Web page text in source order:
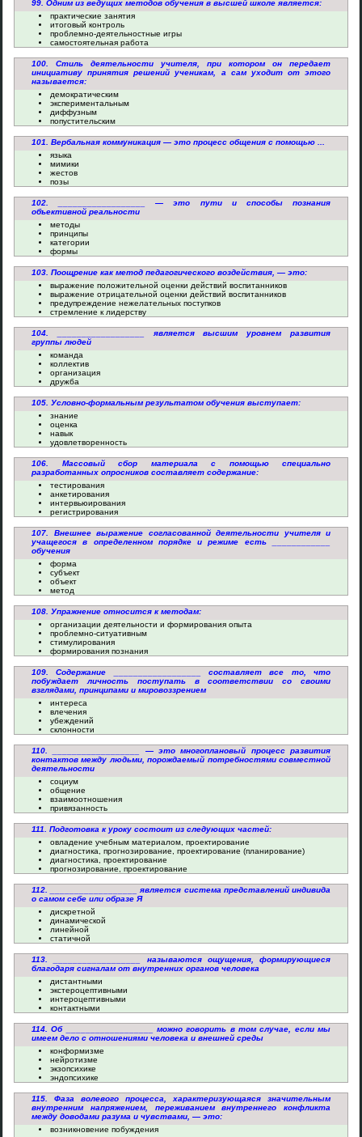
99. Одним из ведущих методов обучения в высшей школе является:
практические занятия
итоговый контроль
проблемно-деятельностные игры
самостоятельная работа
100. Стиль деятельности учителя, при котором он передает
инициативу принятия решений ученикам, а сам уходит от этого
называется:
демократическим
экспериментальным
диффузным
попустительским
101. Вербальная коммуникация — это процесс общения с помощью ...
языка
мимики
жестов
позы
102. __________________ — это пути и способы познания
объективной реальности
методы
принципы
категории
формы
103. Поощрение как метод педагогического воздействия, — это:
выражение положительной оценки действий воспитанников
выражение отрицательной оценки действий воспитанников
предупреждение нежелательных поступков
стремление к лидерству
104. __________________ является высшим уровнем развития
группы людей
команда
коллектив
организация
дружба
105. Условно-формальным результатом обучения выступает:
знание
оценка
навык
удовлетворенность
106. Массовый сбор материала с помощью специально
разработанных опросников составляет содержание:
тестирования
анкетирования
интервьюирования
регистрирования
107. Внешнее выражение согласованной деятельности учителя и
учащегося в определенном порядке и режиме есть ____________
обучения
форма
субъект
объект
метод
108. Упражнение относится к методам:
организации деятельности и формирования опыта
проблемно-ситуативным
стимулирования
формирования познания
109. Содержание __________________ составляет все то, что
побуждает личность поступать в соответствии со своими
взглядами, принципами и мировоззрением
интереса
влечения
убеждений
склонности
110. __________________ — это многоплановый процесс развития
контактов между людьми, порождаемый потребностями совместной
деятельности
социум
общение
взаимоотношения
привязанность
111. Подготовка к уроку состоит из следующих частей:
овладение учебным материалом, проектирование
диагностика, прогнозирование, проектирование (планирование)
диагностика, проектирование
прогнозирование, проектирование
112. __________________ является система представлений индивида
о самом себе или образе Я
дискретной
динамической
линейной
статичной
113. __________________ называются ощущения, формирующиеся
благодаря сигналам от внутренних органов человека
дистантными
экстероцептивными
интероцептивными
контактными
114. Об __________________ можно говорить в том случае, если мы
имеем дело с отношениями человека и внешней среды
конформизме
нейротизме
экзопсихике
эндопсихике
115. Фаза волевого процесса, характеризующаяся значительным
внутренним напряжением, переживанием внутреннего конфликта
между доводами разума и чувствами, — это:
возникновение побуждения